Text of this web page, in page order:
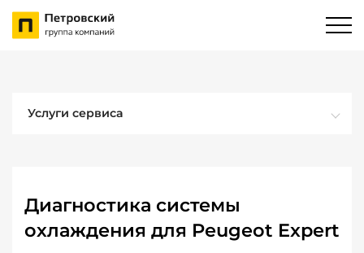
Услуги сервиса
Диагностика системы
охлаждения для Peugeot Expert